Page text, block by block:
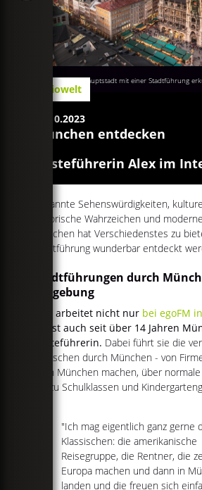
Die bayerische Hauptstadt mit einer Stadtführung
Radiowelt
19.10.2023
München entdecken
Gästeführerin Alex im
Bekannte Sehenswürdigkeiten,
historische Wahrzeichen und
München hat Verschiedenstes zu
Stadtführung wunderbar entdeckt
Stadtführungen durch
Umgebung
Alex arbeitet nicht nur bei egoFM
sie ist auch seit über 14 Jahren
Gästeführerin. Dabei führt sie die
Menschen durch München - von
nach München machen, über
hin zu Schulklassen und
"Ich mag eigentlich ganz gerne
Klassischen: die amerikanische
Reisegruppe, die Rentner, die
Europa machen und dann in
landen und die freuen sich